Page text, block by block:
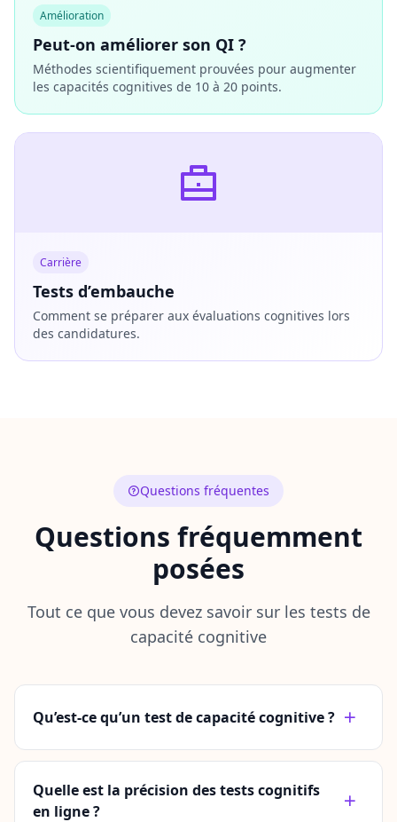
Amélioration
Peut-on améliorer son QI ?
Méthodes scientifiquement prouvées pour augmenter
les capacités cognitives de 10 à 20 points.
Carrière
Tests d’embauche
Comment se préparer aux évaluations cognitives lors
des candidatures.
Questions fréquentes
Questions fréquemment
posées
Tout ce que vous devez savoir sur les tests de
capacité cognitive
Qu’est-ce qu’un test de capacité cognitive ?
Quelle est la précision des tests cognitifs
en ligne ?